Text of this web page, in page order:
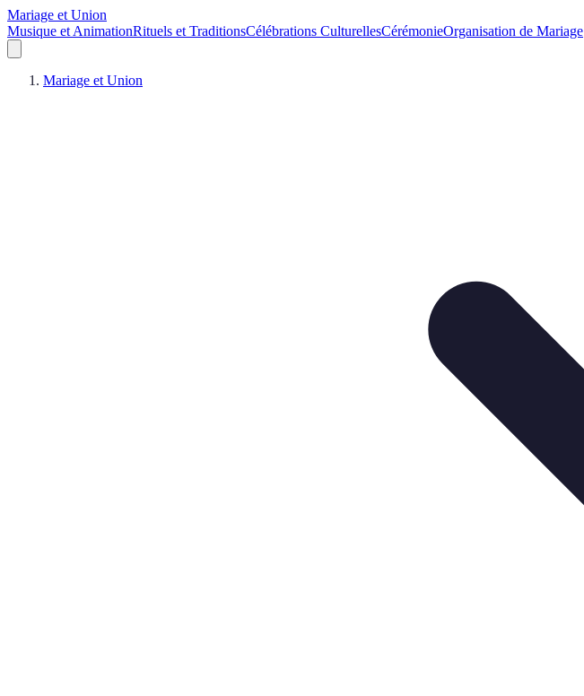
Mariage et Union
Musique et AnimationRituels et TraditionsCélébrations CulturellesCérémonieOrganisation de Mariage
Mariage et Union